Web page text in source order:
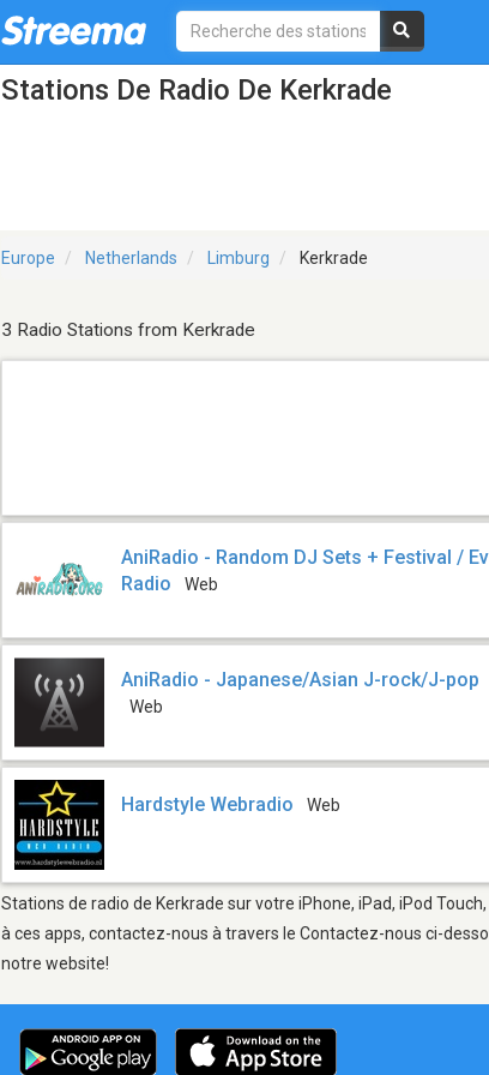
Stations De Radio De Kerkrade
Europe Netherlands Limburg Kerkrade
3 Radio Stations from Kerkrade
AniRadio - Random DJ Sets + Festival /
Radio
Web
AniRadio - Japanese/Asian J-rock/J-pop
Web
Hardstyle Webradio Web
Stations de radio de Kerkrade sur votre iPhone, iPad, iPod
à ces apps, contactez-nous à travers le Contactez-nous ci-
notre website!